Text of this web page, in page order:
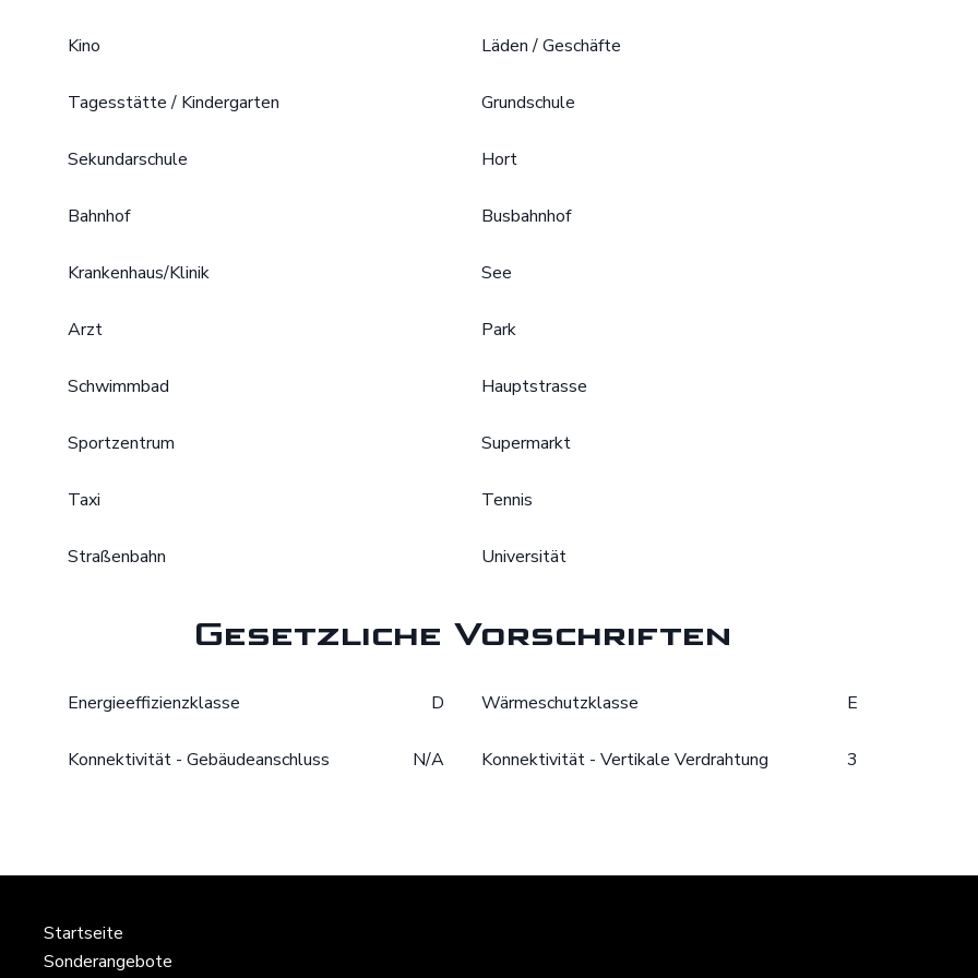
Kino Läden / Geschäfte
Tagesstätte / Kindergarten Grundschule
Sekundarschule Hort
Bahnhof Busbahnhof
Krankenhaus/Klinik See
Arzt Park
Schwimmbad Hauptstrasse
Sportzentrum Supermarkt
Taxi Tennis
Straßenbahn Universität
Gesetzliche Vorschriften
Energieeffizienzklasse D Wärmeschutzklasse E
Konnektivität - Gebäudeanschluss N/A Konnektivität - Vertikale Verdrahtung 3
Startseite
Sonderangebote